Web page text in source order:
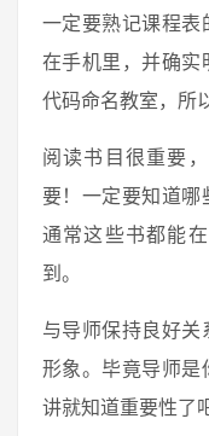
一定要熟记课程表
在手机里，并确实
代码命名教室，所
阅读书目很重要
要！一定要知道哪
通常这些书都能
到。
与导师保持良好关
形象。毕竟导师是
讲就知道重要性了